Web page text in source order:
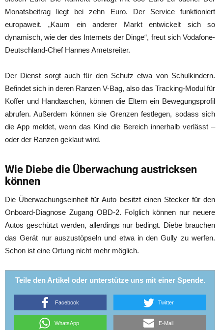
Monatsbeitrag liegt bei zehn Euro. Der Service funktioniert
europaweit. „Kaum ein anderer Markt entwickelt sich so
dynamisch, wie der des Internets der Dinge“, freut sich Vodafone-
Deutschland-Chef Hannes Ametsreiter.
Der Dienst sorgt auch für den Schutz etwa von Schulkindern.
Befindet sich in deren Ranzen V-Bag, also das Tracking-Modul für
Koffer und Handtaschen, können die Eltern ein Bewegungsprofil
abrufen. Außerdem können sie Grenzen festlegen, sodass sich
die App meldet, wenn das Kind die Bereich innerhalb verlässt –
oder der Ranzen geklaut wird.
Wie Diebe die Überwachung austricksen
können
Die Überwachungseinheit für Auto besitzt einen Stecker für den
Onboard-Diagnose Zugang OBD-2. Folglich können nur neuere
Autos geschützt werden, allerdings nur bedingt. Diebe brauchen
das Gerät nur auszustöpseln und etwa in den Gully zu werfen.
Schon ist eine Ortung nicht mehr möglich.
Teile den Artikel oder unterstütze uns mit einer Spende.
Facebook Twitter
WhatsApp E-Mail